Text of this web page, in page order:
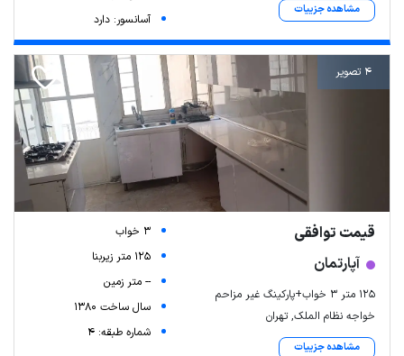
مشاهده جزییات
آسانسور: دارد
4 تصویر
قیمت توافقی
آپارتمان
۱۲۵ متر ۳ خواب+پارکینگ غیر مزاحم
خواجه نظام الملک, تهران
مشاهده جزییات
3 خواب
125 متر زیربنا
-- متر زمین
سال ساخت 1380
شماره طبقه: 4